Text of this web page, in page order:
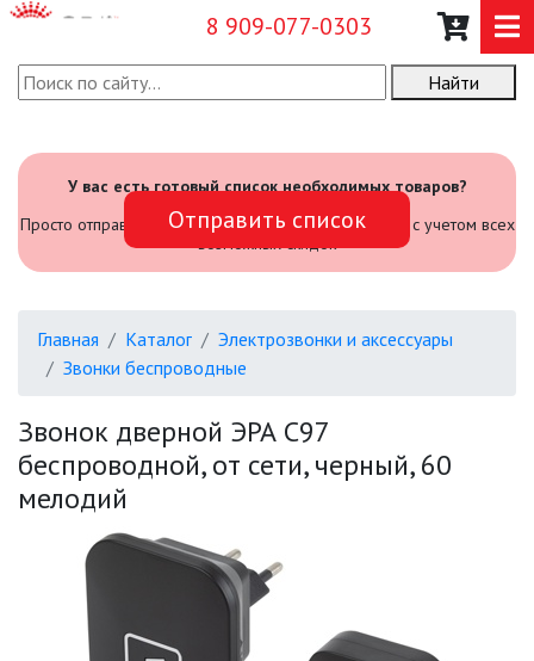
8 909-077-0303
О КОМПАНИИ
САДОВЫЙ ИНВЕНТАРЬ И
ИНСТРУМЕНТЫ
ОФИСНЫЕ ПОДВЕСНЫЕ
ПРОЖЕКТОРЫ
САДОВЫЕ СВЕТИЛЬНИКИ
Найти
У вас есть готовый список необходимых товаров?
Просто отправьте его нам и мы посчитаем стоимость с учетом всех
возможных скидок
Отправить список
Главная Каталог
Электрозвонки и аксессуары
Звонки беспроводные
Звонок дверной ЭРА С97
беспроводной, от сети, черный, 60
мелодий